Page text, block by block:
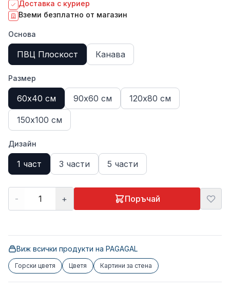
Доставка с куриер
Вземи безплатно от магазин
Основа
ПВЦ Плоскост Канава
Размер
60х40 см 90х60 см 120х80 см
150х100 см
Дизайн
1 част 3 части 5 части
- + Поръчай
Виж всички продукти на PAGAGAL
Горски цветя Цветя Картини за стена